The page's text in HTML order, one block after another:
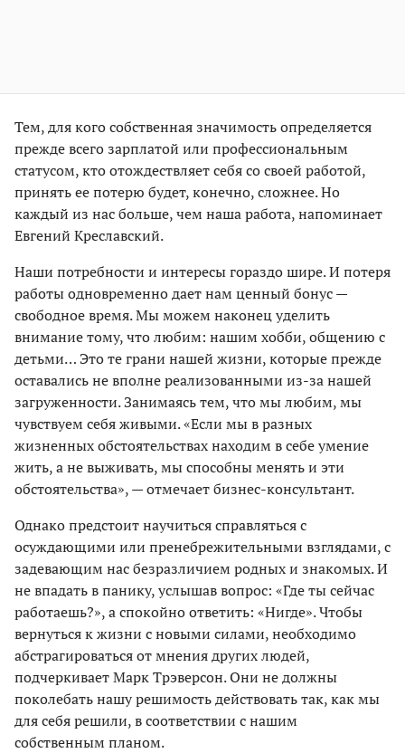
Тем, для кого собственная значимость определяется
прежде всего зарплатой или профессиональным
статусом, кто отождествляет себя со своей работой,
принять ее потерю будет, конечно, сложнее. Но
каждый из нас больше, чем наша работа, напоминает
Евгений Креславский.
Наши потребности и интересы гораздо шире. И потеря
работы одновременно дает нам ценный бонус —
свободное время. Мы можем наконец уделить
внимание тому, что любим: нашим хобби, общению с
детьми… Это те грани нашей жизни, которые прежде
оставались не вполне реализованными из-за нашей
загруженности. Занимаясь тем, что мы любим, мы
чувствуем себя живыми. «Если мы в разных
жизненных обстоятельствах находим в себе умение
жить, а не выживать, мы способны менять и эти
обстоятельства», — отмечает бизнес-консультант.
Однако предстоит научиться справляться с
осуждающими или пренебрежительными взглядами, с
задевающим нас безразличием родных и знакомых. И
не впадать в панику, услышав вопрос: «Где ты сейчас
работаешь?», а спокойно ответить: «Нигде». Чтобы
вернуться к жизни с новыми силами, необходимо
абстрагироваться от мнения других людей,
подчеркивает Марк Трэверсон. Они не должны
поколебать нашу решимость действовать так, как мы
для себя решили, в соответствии с нашим
собственным планом.